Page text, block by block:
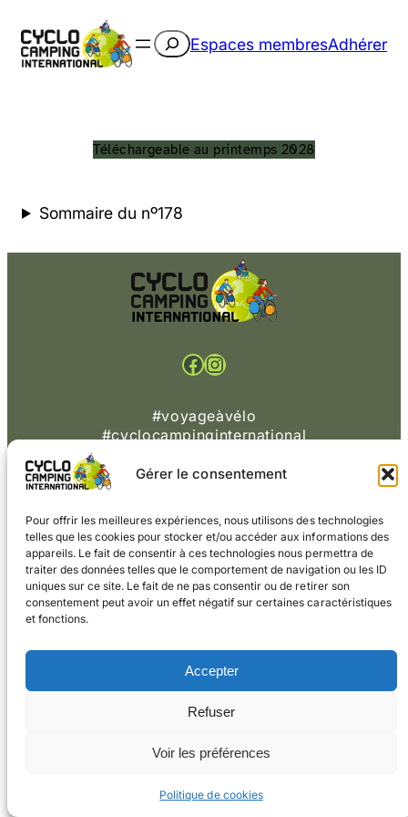
Gérer le consentement
Pour offrir les meilleures expériences, nous utilisons des technologies
telles que les cookies pour stocker et/ou accéder aux informations des
appareils. Le fait de consentir à ces technologies nous permettra de
traiter des données telles que le comportement de navigation ou les ID
uniques sur ce site. Le fait de ne pas consentir ou de retirer son
consentement peut avoir un effet négatif sur certaines caractéristiques
et fonctions.
Accepter
Refuser
Voir les préférences
Politique de cookies
Rechercher
Espaces membresAdhérer
Téléchargeable au printemps 2028
Sommaire du nº178
Facebook Instagram
#voyageàvélo
#cyclocampinginternational
© 2026 Cyclo